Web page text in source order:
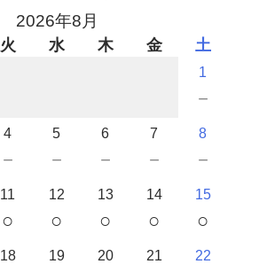
2026年8月
火 水 木 金 土
1
－
4
－
5
－
6
－
7
－
8
－
11
○
12
○
13
○
14
○
15
○
18 19 20 21 22